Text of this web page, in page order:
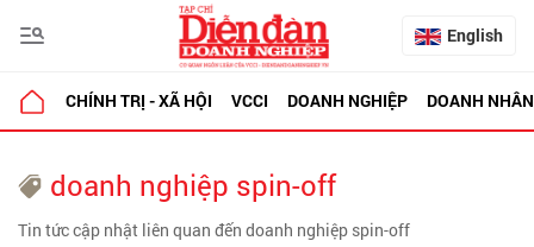
English
CHÍNH TRỊ - XÃ HỘI VCCI DOANH NGHIỆP DOANH NHÂN
doanh nghiệp spin-off
Tin tức cập nhật liên quan đến doanh nghiệp spin-off